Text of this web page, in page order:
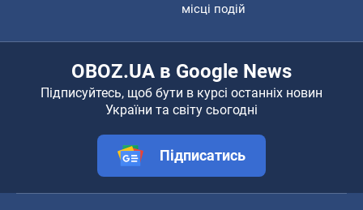
місці подій
OBOZ.UA в Google News
Підписуйтесь, щоб бути в курсі останніх новин
України та світу сьогодні
Підписатись